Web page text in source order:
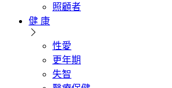
照顧者
健 康
性愛
更年期
失智